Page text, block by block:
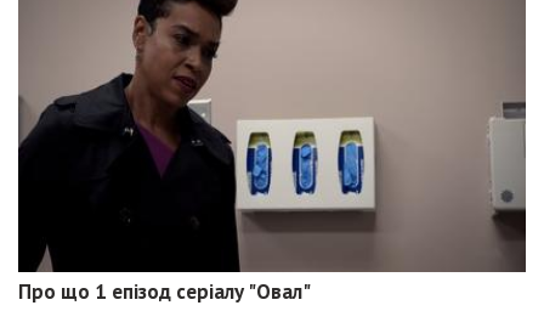
Про що 1 епізод серіалу "Овал"